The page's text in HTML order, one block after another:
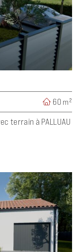
60 m²
terrain à PALLUAU